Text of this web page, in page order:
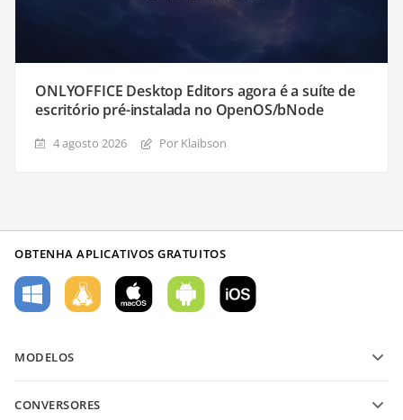
ONLYOFFICE Desktop Editors agora é a suíte de
escritório pré-instalada no OpenOS/bNode
4 agosto 2026 Por Klaibson
OBTENHA APLICATIVOS GRATUITOS
MODELOS
Modelos de documentos de texto
CONVERSORES